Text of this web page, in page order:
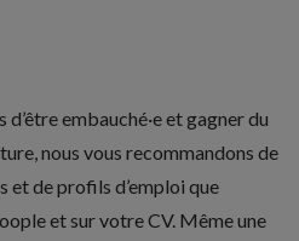
embauché·e et gagner du
nous vous recommandons de
et de profils d’emploi que
et sur votre CV. Même une